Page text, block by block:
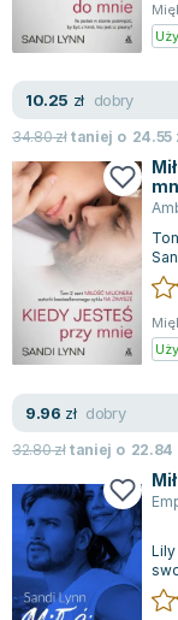
10.25 zł dobry
34.80złtaniej o 24.55
9.96 zł dobry
32.80złtaniej o 22.84